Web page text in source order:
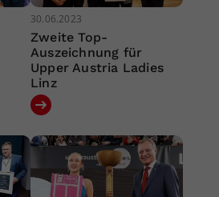
30.06.2023
Zweite Top-
Auszeichnung für
Upper Austria Ladies
Linz